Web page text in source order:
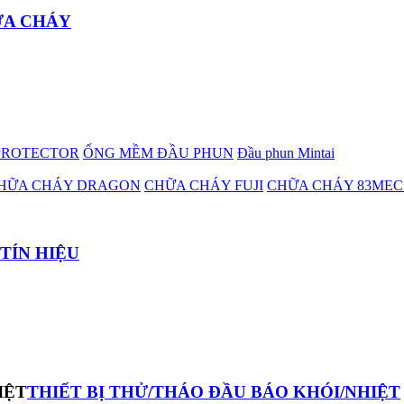
CHÁY
ỐNG MỀM ĐẦU PHUN Đầu phun Mintai
CHÁY DRAGON CHỮA CHÁY FUJI CHỮA CHÁY
HIỆU
THIẾT BỊ THỬ/THÁO ĐẦU BÁO KHÓI/NHIỆT